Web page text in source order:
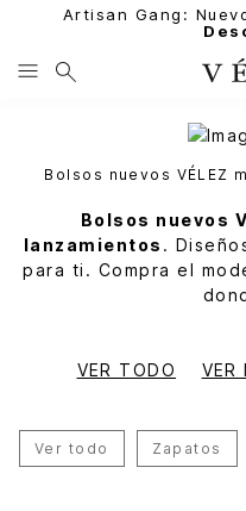
Artisan Gang:
Bolsos nuevos VÉLEZ
Bolsos nuevos
lanzamientos .
para ti. Compra el
VER TODO VER
Ver todo Zapatos